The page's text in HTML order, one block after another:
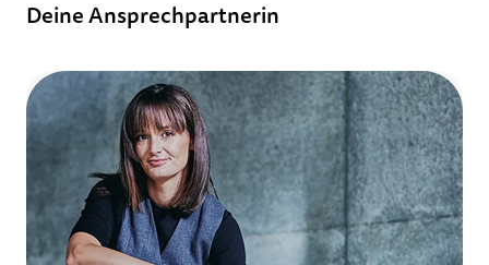
Deine Ansprechpartnerin